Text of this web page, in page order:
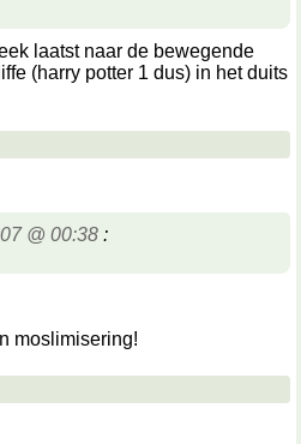
laatst naar de bewegende
(harry potter 1 dus) in het duits
@ 00:38 :
moslimisering!